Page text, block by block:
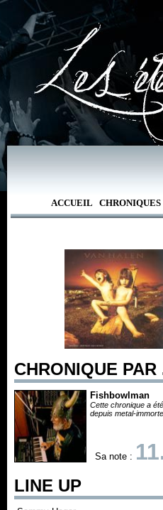
ACCUEIL CHRONIQUES
CHRONIQUE PAR
Fishbowlman
Cette chronique a
depuis metal-
Sa note :
LINE UP